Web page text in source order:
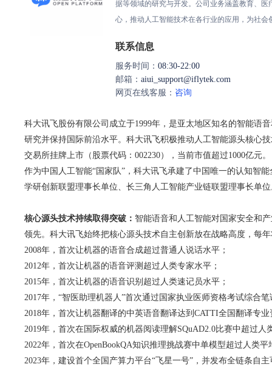
据等领域的研究与开发。公司业务涵盖教育、
心，推动人工智能技术在各行业的应用，为社会
联系信息
服务时间： 08:30-22:00
邮箱： aiui_support@iflytek.com
网页在线客服： 咨询
科大讯飞股份有限公司成立于1999年，是亚太地区知名的智能语
研究并保持国际前沿水平。科大讯飞积极推动人工智能源头核心
交易所挂牌上市（股票代码：002230），当前市值超过1000亿元。
作为中国人工智能“国家队”，科大讯飞承建了中国唯一的认知智
学研创新联盟理事长单位、长三角人工智能产业链联盟理事长单
核心源头技术持续取得突破： 智能语音和人工智能对国家安全和
领先。科大讯飞始终把核心源头技术自主创新放在战略高度，每
2008年，首次让机器的语音合成超过普通人说话水平；
2012年，首次让机器的语音评测超过人类专家水平；
2015年，首次让机器的语音识别超过人类速记员水平；
2017年，“智医助理机器人”首次通过国家执业医师资格考试综合
2018年，首次让机器翻译的中英语音翻译达到CATTI全国翻译专
2019年，首次在国际权威的机器阅读理解SQuAD2.0比赛中超过人
2022年，首次在OpenBookQA知识推理挑战赛中单模型超过人类平
2023年，建设首个全国产算力平台“飞星一号”，并发布全链条自